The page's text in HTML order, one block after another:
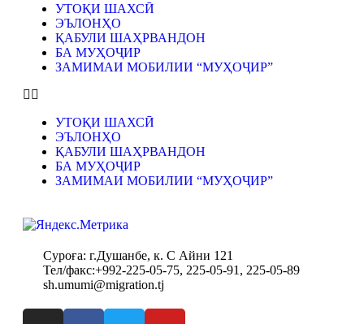
УТОҚИ ШАХСӢ
ЭЪЛОНҲО
ҚАБУЛИ ШАҲРВАНДОН
БА МУҲОҶИР
ЗАМИМАИ МОБИЛИИ “МУҲОҶИР”
УТОҚИ ШАХСӢ
ЭЪЛОНҲО
ҚАБУЛИ ШАҲРВАНДОН
БА МУҲОҶИР
ЗАМИМАИ МОБИЛИИ “МУҲОҶИР”
Суроға: г.Душанбе, к. С Айни 121
Тел/факс:+992-225-05-75, 225-05-91, 225-05-89
sh.umumi@migration.tj